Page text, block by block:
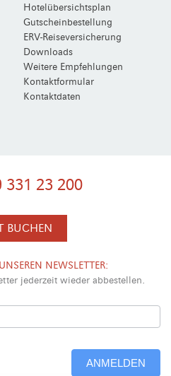
Hotelübersichtsplan
Gutscheinbestellung
ERV-Reiseversicherung
Downloads
Weitere Empfehlungen
Kontaktformular
Kontaktdaten
331 23 200
BUCHEN
NEWSLETTER:
jederzeit wieder abbestellen.
ANMELDEN